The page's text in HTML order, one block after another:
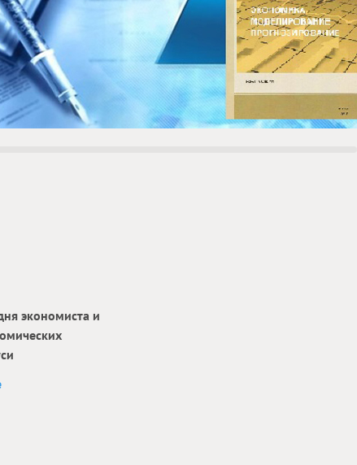
экономиста и